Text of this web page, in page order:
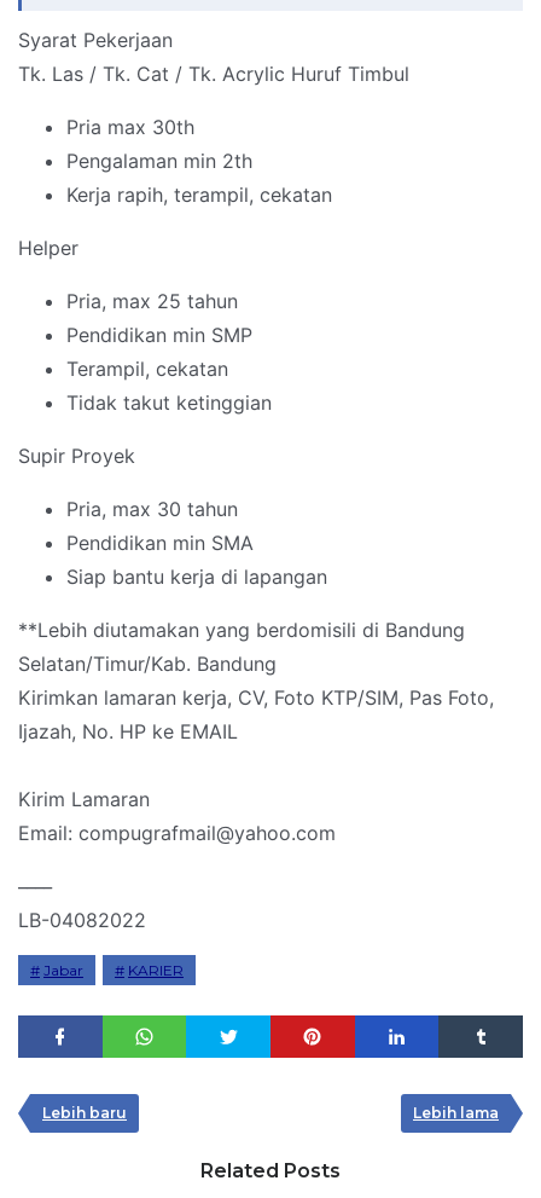
Syarat Pekerjaan
Tk. Las / Tk. Cat / Tk. Acrylic Huruf Timbul
Pria max 30th
Pengalaman min 2th
Kerja rapih, terampil, cekatan
Helper
Pria, max 25 tahun
Pendidikan min SMP
Terampil, cekatan
Tidak takut ketinggian
Supir Proyek
Pria, max 30 tahun
Pendidikan min SMA
Siap bantu kerja di lapangan
**Lebih diutamakan yang berdomisili di Bandung
Selatan/Timur/Kab. Bandung
Kirimkan lamaran kerja, CV, Foto KTP/SIM, Pas Foto,
Ijazah, No. HP ke EMAIL
Kirim Lamaran
Email: compugrafmail@yahoo.com
LB-04082022
Jabar KARIER
Lebih baru Lebih lama
Related Posts